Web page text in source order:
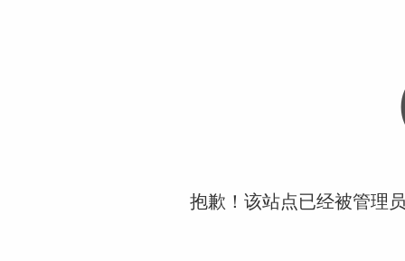
抱歉！该站点已经被管理